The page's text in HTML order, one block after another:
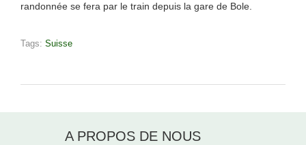
randonnée se fera par le train depuis la gare de Bole.
Tags: Suisse
A PROPOS DE NOUS